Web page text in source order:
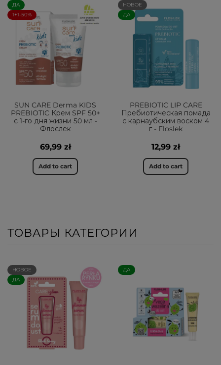
ДА
1+1-50%
SUN CARE Derma KIDS
PREBIOTIC Крем SPF 50+
с 1-го дня жизни 50 мл -
Флослек
69,99 zł
Add to cart
НОВОЕ
ДА
PREBIOTIC LIP CARE
Пребиотическая помада
с карнаубским воском 4
г - Floslek
12,99 zł
Add to cart
ТОВАРЫ КАТЕГОРИИ
НОВОЕ
ДА
ДА